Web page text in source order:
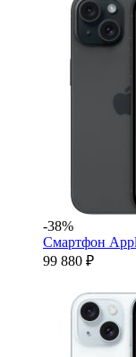
-38%
Смартфон
99 880 ₽